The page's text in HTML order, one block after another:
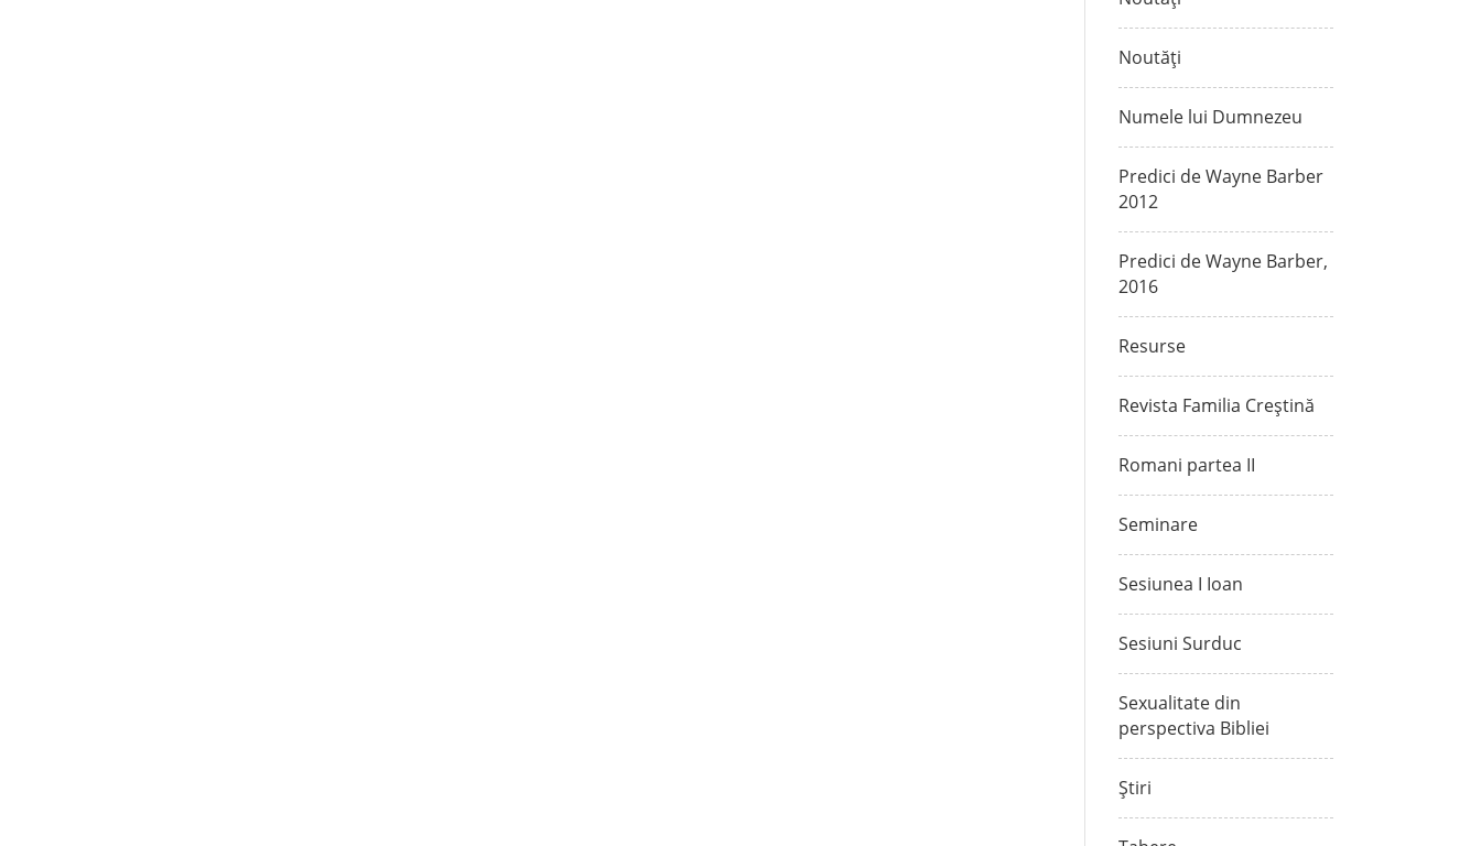
Noutăți
Numele lui Dumnezeu
Predici de Wayne Barber
2012
Predici de Wayne Barber,
2016
Resurse
Revista Familia Creștină
Romani partea II
Seminare
Sesiunea I Ioan
Sesiuni Surduc
Sexualitate din
perspectiva Bibliei
Știri